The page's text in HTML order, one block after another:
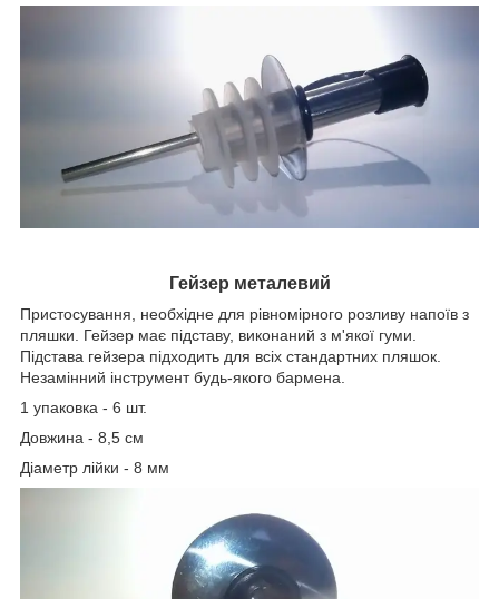
Гейзер металевий
Пристосування, необхідне для рівномірного розливу напоїв з
пляшки. Гейзер має підставу, виконаний з м'якої гуми.
Підстава гейзера підходить для всіх стандартних пляшок.
Незамінний інструмент будь-якого бармена.
1 упаковка - 6 шт.
Довжина - 8,5 см
Діаметр лійки - 8 мм